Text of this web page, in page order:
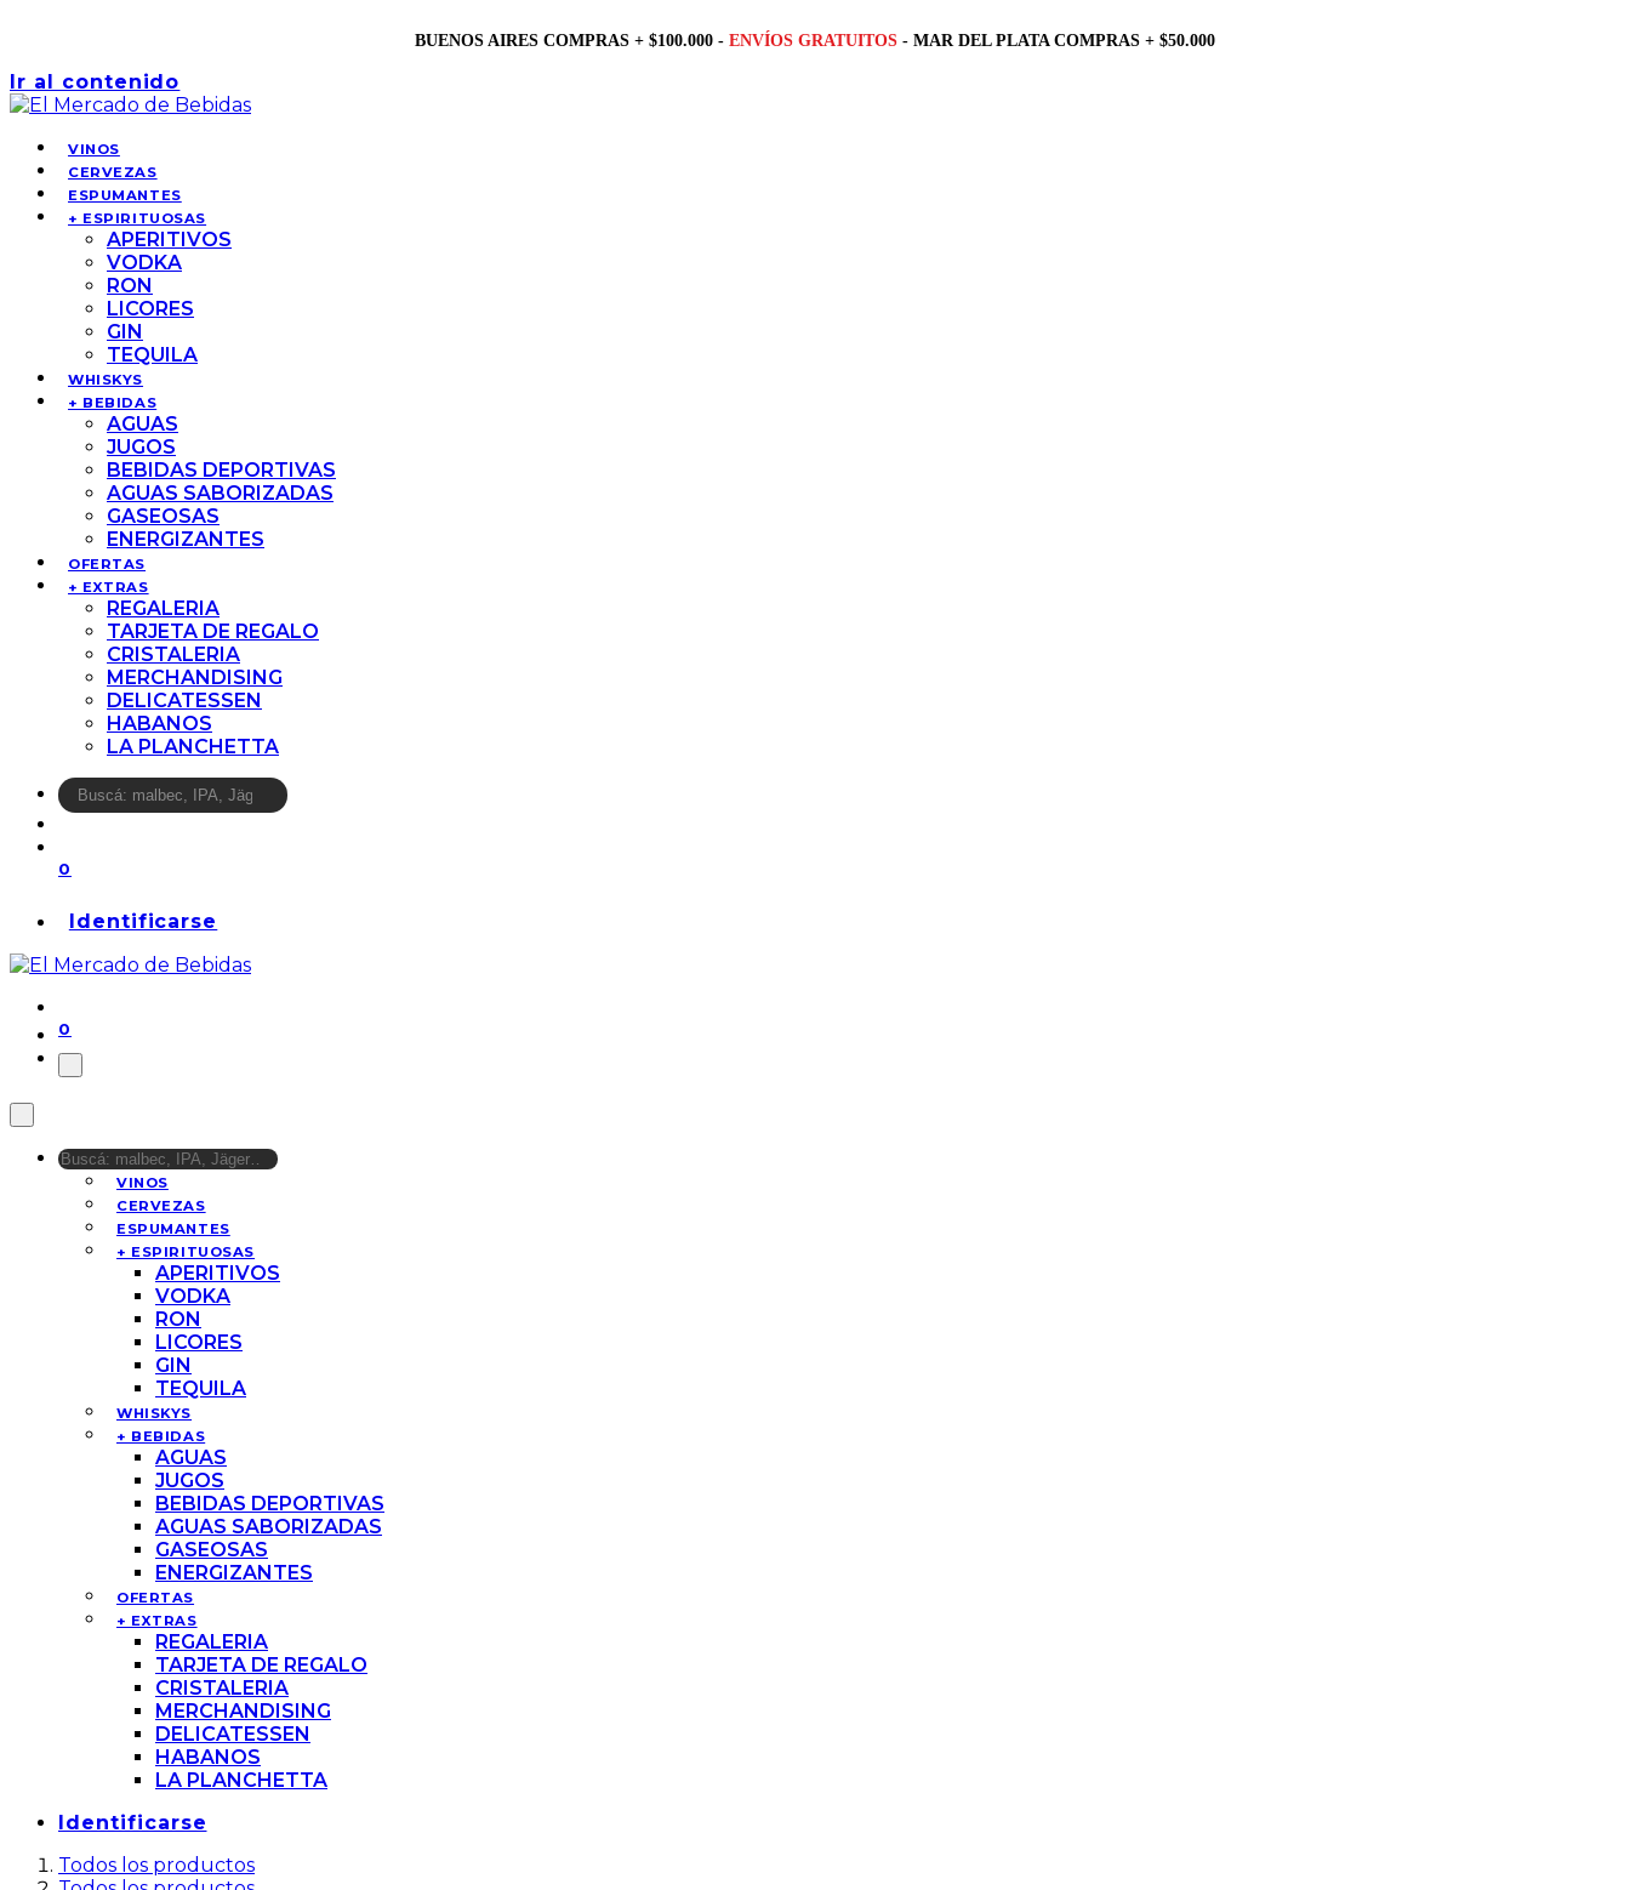
BUENOS AIRES COMPRAS + $100.000 - ENVÍOS GRATUITOS - MAR DEL PLATA COMPRAS + $50.000
Ir al contenido
VINOS
CERVEZAS
ESPUMANTES
+ ESPIRITUOSAS
APERITIVOS
VODKA
RON
LICORES
GIN
TEQUILA
WHISKYS
+ BEBIDAS
AGUAS
JUGOS
BEBIDAS DEPORTIVAS
AGUAS SABORIZADAS
GASEOSAS
ENERGIZANTES
OFERTAS
+ EXTRAS
REGALERIA
TARJETA DE REGALO
CRISTALERIA
MERCHANDISING
DELICATESSEN
HABANOS
LA PLANCHETTA
0
Identificarse
0
VINOS
CERVEZAS
ESPUMANTES
+ ESPIRITUOSAS
APERITIVOS
VODKA
RON
LICORES
GIN
TEQUILA
WHISKYS
+ BEBIDAS
AGUAS
JUGOS
BEBIDAS DEPORTIVAS
AGUAS SABORIZADAS
GASEOSAS
ENERGIZANTES
OFERTAS
+ EXTRAS
REGALERIA
TARJETA DE REGALO
CRISTALERIA
MERCHANDISING
DELICATESSEN
HABANOS
LA PLANCHETTA
Identificarse
Todos los productos